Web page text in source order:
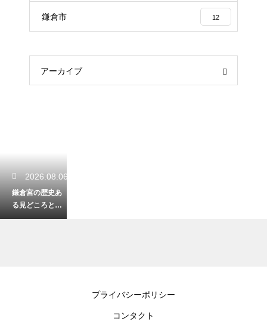
鎌倉市 12
アーカイブ
2026.08.06
鎌倉宮の歴史あ
る見どころと行
き方！豊かな自
プライバシーポリシー
コンタクト